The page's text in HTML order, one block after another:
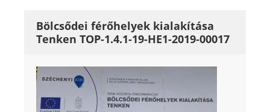
Bölcsődei férőhelyek kialakítása
Tenken TOP-1.4.1-19-HE1-2019-00017